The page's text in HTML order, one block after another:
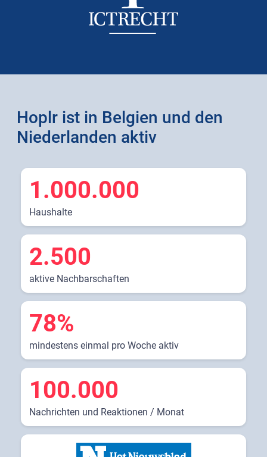
Hoplr ist in Belgien und den
Niederlanden aktiv
1.000.000
Haushalte
2.500
aktive Nachbarschaften
78%
mindestens einmal pro Woche aktiv
100.000
Nachrichten und Reaktionen / Monat